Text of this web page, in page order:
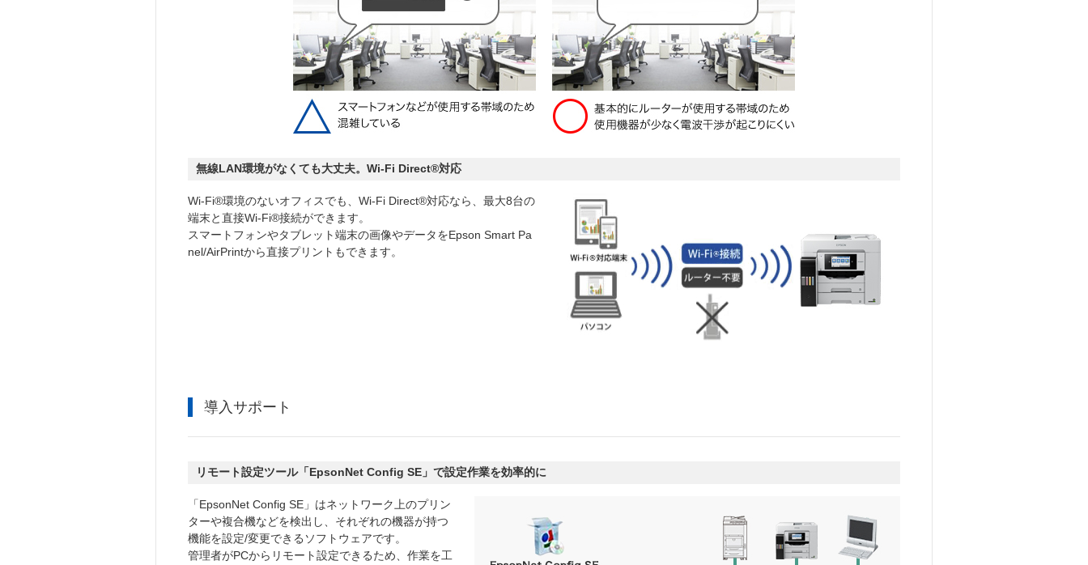
無線LAN環境がなくても大丈夫。Wi-Fi Direct®対応
Wi-Fi®環境のないオフィスでも、Wi-Fi Direct®対応なら、最大8台の
端末と直接Wi-Fi®接続ができます。
スマートフォンやタブレット端末の画像やデータをEpson Smart Pa
nel/AirPrintから直接プリントもできます。
導入サポート
リモート設定ツール「EpsonNet Config SE」で設定作業を効率的に
「EpsonNet Config SE」はネットワーク上のプリン
ターや複合機などを検出し、それぞれの機器が持つ
機能を設定/変更できるソフトウェアです。
管理者がPCからリモート設定できるため、作業を工